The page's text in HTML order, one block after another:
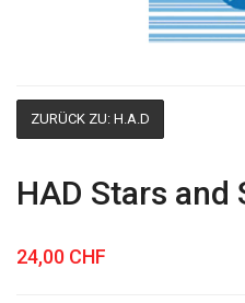
ZURÜCK ZU: H.A.D
HAD Stars and
24,00 CHF